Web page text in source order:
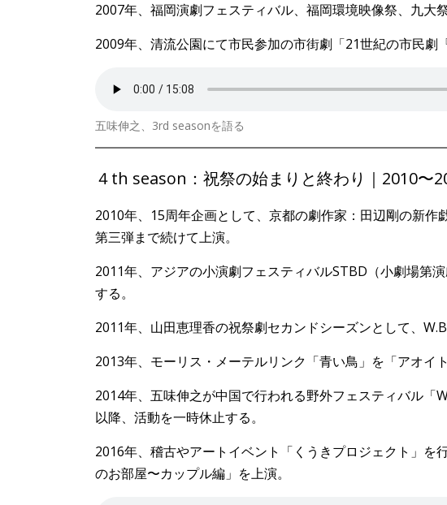
2007年、福岡演劇フェスティバル、福岡環境映像祭、九大
2009年、清流公園にて市民参加の市街劇「21世紀の市民劇
五味伸之、3rd seasonを語る
４th season：祝祭の始まりと終わり｜2010〜
2010年、15周年企画として、京都の劇作家：田辺剛の新
第三弾まで続けて上演。
2011年、アジアの小演劇フェスティバルSTBD（小劇場第
する。
2011年、山田恵理香の祝祭劇セカンドシーズンとして、
2013年、モーリス・メーテルリンク「青い鳥」を「アオイ
2014年、五味伸之が中国で行われる野外フェスティバル「
以降、活動を一時休止する。
2016年、稽古やアートイベント「くうきプロジェクト」を
のお部屋〜カップル編」を上演。